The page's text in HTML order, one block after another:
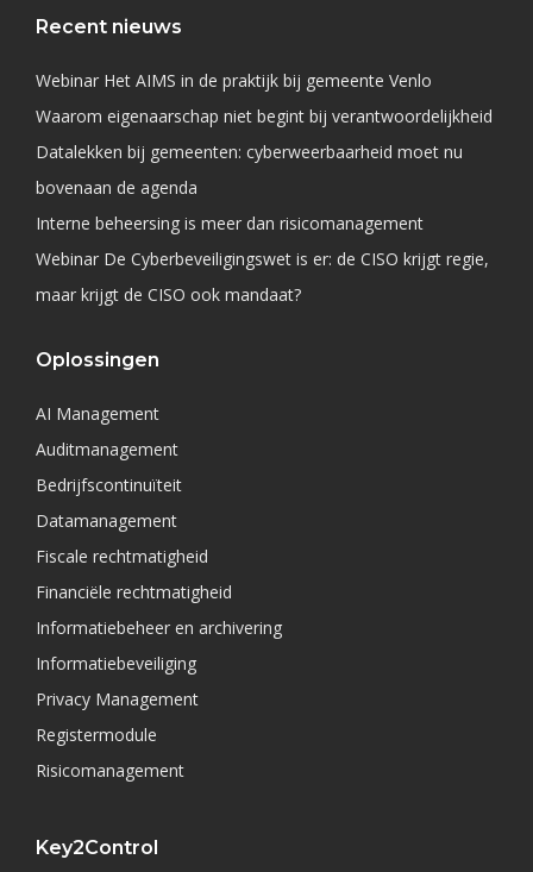
Recent nieuws
Webinar Het AIMS in de praktijk bij gemeente Venlo
Waarom eigenaarschap niet begint bij verantwoordelijkheid
Datalekken bij gemeenten: cyberweerbaarheid moet nu
bovenaan de agenda
Interne beheersing is meer dan risicomanagement
Webinar De Cyberbeveiligingswet is er: de CISO krijgt regie,
maar krijgt de CISO ook mandaat?
Oplossingen
AI Management
Auditmanagement
Bedrijfscontinuïteit
Datamanagement
Fiscale rechtmatigheid
Financiële rechtmatigheid
Informatiebeheer en archivering
Informatiebeveiliging
Privacy Management
Registermodule
Risicomanagement
Key2Control